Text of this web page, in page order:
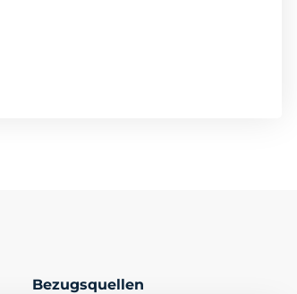
Bezugsquellen